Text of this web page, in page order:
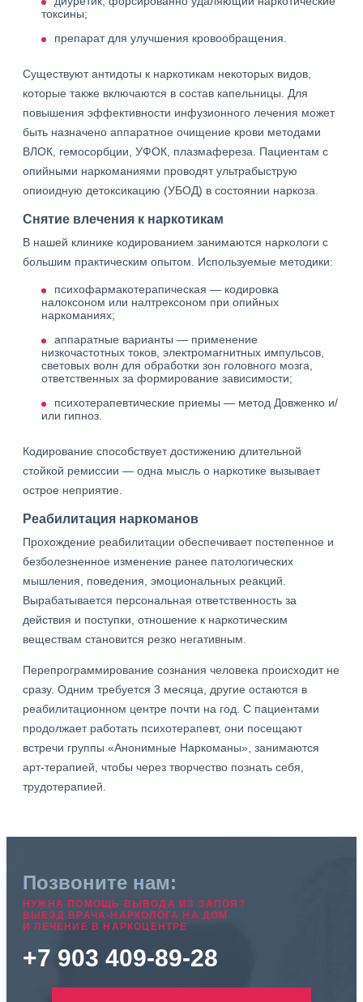
токсины;
препарат для улучшения кровообращения.
Существуют антидоты к наркотикам некоторых видов,
которые также включаются в состав капельницы. Для
повышения эффективности инфузионного лечения может
быть назначено аппаратное очищение крови методами
ВЛОК, гемосорбции, УФОК, плазмафереза. Пациентам с
опийными наркоманиями проводят ультрабыструю
опиоидную детоксикацию (УБОД) в состоянии наркоза.
Снятие влечения к наркотикам
В нашей клинике кодированием занимаются наркологи с
большим практическим опытом. Используемые методики:
психофармакотерапическая — кодировка
налоксоном или налтрексоном при опийных
наркоманиях;
аппаратные варианты — применение
низкочастотных токов, электромагнитных импульсов,
световых волн для обработки зон головного мозга,
ответственных за формирование зависимости;
психотерапевтические приемы — метод Довженко и/
или гипноз.
Кодирование способствует достижению длительной
стойкой ремиссии — одна мысль о наркотике вызывает
острое неприятие.
Реабилитация наркоманов
Прохождение реабилитации обеспечивает постепенное и
безболезненное изменение ранее патологических
мышления, поведения, эмоциональных реакций.
Вырабатывается персональная ответственность за
действия и поступки, отношение к наркотическим
веществам становится резко негативным.
Перепрограммирование сознания человека происходит не
сразу. Одним требуется 3 месяца, другие остаются в
реабилитационном центре почти на год. С пациентами
продолжает работать психотерапевт, они посещают
встречи группы «Анонимные Наркоманы», занимаются
арт-терапией, чтобы через творчество познать себя,
трудотерапией.
Позвоните нам:
НУЖНА ПОМОЩЬ ВЫВОДА ИЗ ЗАПОЯ?
ВЫЕЗД ВРАЧА-НАРКОЛОГА НА ДОМ
И ЛЕЧЕНИЕ В НАРКОЦЕНТРЕ
+7 903 409-89-28